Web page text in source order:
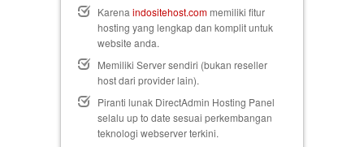
Karena indositehost.commemiliki fitur
hosting yang lengkap dan komplit untuk
website anda.
Memiliki Server sendiri (bukan reseller
host dari provider lain).
Piranti lunak DirectAdmin Hosting Panel
selalu up to date sesuai perkembangan
teknologi webserver terkini.